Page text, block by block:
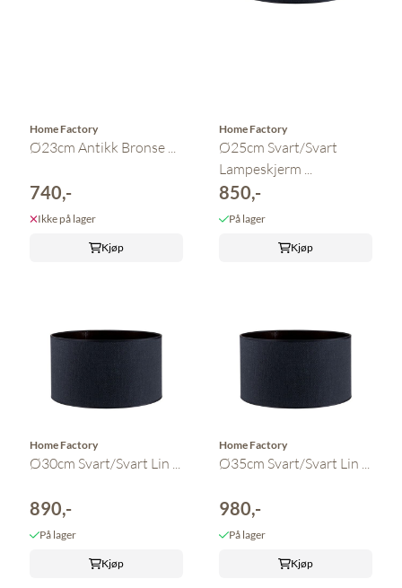
Home Factory
Ø23cm Antikk Bronse ...
740,-
Ikke på lager
Kjøp
Home Factory
Ø25cm Svart/Svart
Lampeskjerm ...
850,-
På lager
Kjøp
Home Factory
Ø30cm Svart/Svart Lin ...
890,-
På lager
Kjøp
Home Factory
Ø35cm Svart/Svart Lin ...
980,-
På lager
Kjøp